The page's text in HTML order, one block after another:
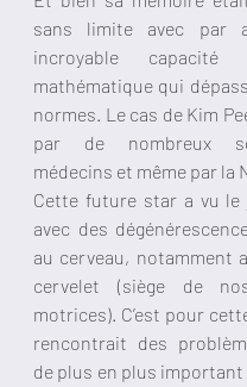
sans limite avec par
incroyable
mathématique qui
normes. Le cas de Kim
par de nombreux
médecins et même par la
Cette future star a vu le
avec des
au cerveau, notamment
cervelet (siège de
motrices). C’est pour
rencontrait des
de plus en plus